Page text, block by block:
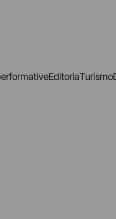
EditoriaTurismo